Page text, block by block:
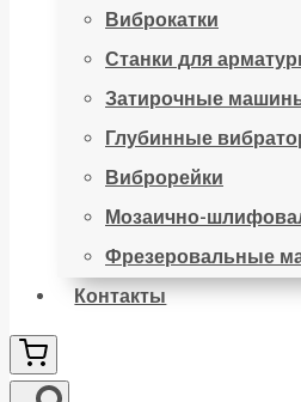
Виброкатки
Станки для
Затирочные
Глубинные
Виброрейки
Мозаично-
Фрезеровальные
Контакты